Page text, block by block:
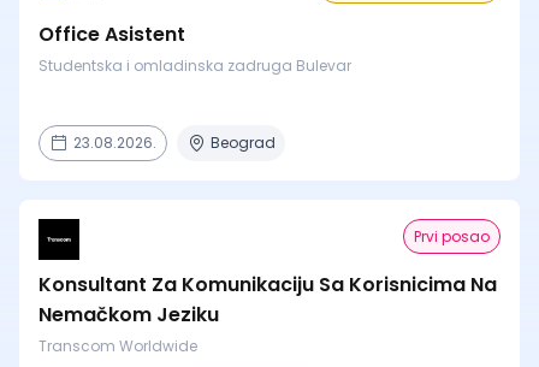
Office Asistent
Studentska i omladinska zadruga Bulevar
23.08.2026. Beograd
Prvi posao
Konsultant Za Komunikaciju Sa Korisnicima Na
Nemačkom Jeziku
Transcom Worldwide